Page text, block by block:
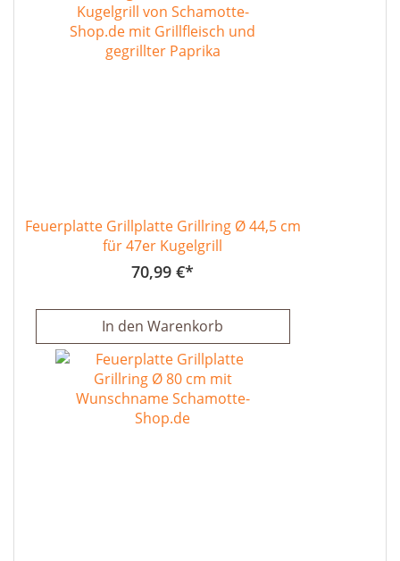
Feuerplatte Grillplatte Grillring Ø 44,5 cm
für 47er Kugelgrill
70,99 €
In den Warenkorb